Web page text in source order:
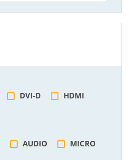
DVI-D
HDMI
AUDIO
MICRO